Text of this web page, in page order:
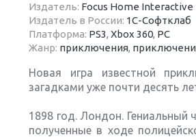
Издатель: Focus Home Interactive
Издатель в России: 1C-Софтклаб
Платформа: PS3, Xbox 360, PC
Жанр: приключения,
Новая игра известной
загадками уже почти десять
1898 год. Лондон. Гениальный
полученные в ходе